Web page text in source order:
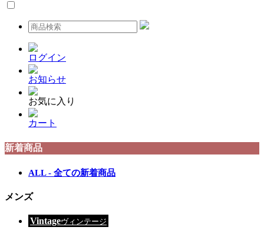
ログイン
お知らせ
お気に入り
カート
新着商品
ALL - 全ての新着商品
メンズ
Vintageヴィンテージ